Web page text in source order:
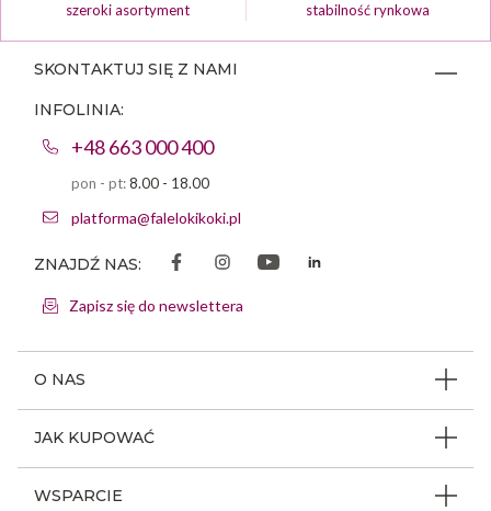
szeroki asortyment stabilność rynkowa
O NAS
Dlaczego FLK
JAK KUPOWAĆ
WSPARCIE
SKONTAKTUJ SIĘ Z NAMI
INFOLINIA:
+48 663 000 400
pon - pt:8.00 - 18.00
platforma@falelokikoki.pl
ZNAJDŹ NAS:
Zapisz się do newslettera